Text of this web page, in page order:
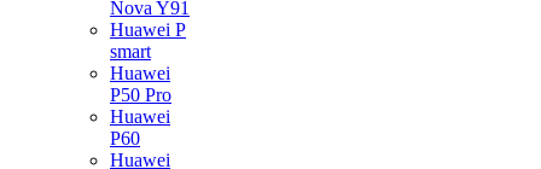
Nova Y91
Huawei P
smart
Huawei
P50 Pro
Huawei
P60
Huawei